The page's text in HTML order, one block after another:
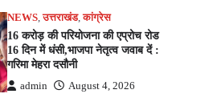
NEWS,उत्तराखंड,कांग्रेस
16 करोड़ की परियोजना की एप्रोच रोड
16 दिन में धंसी,भाजपा नेतृत्व जवाब दें :
गरिमा मेहरा दसौनी
admin August 4, 2026